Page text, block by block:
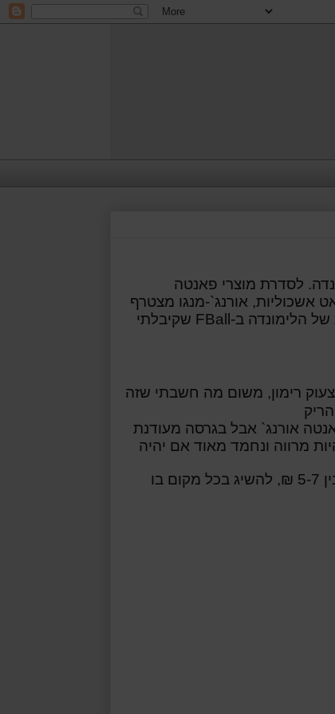
לסדרת מוצרי פאנטה
אשכוליות, אורנג`-מנגו מצטרף
של הלימונדה ב-FBall שקיבלתי
רימון, משום מה חשבתי שזה
אורנג` אבל בגרסה מעודנת
מרווה ונחמד מאוד אם יהיה
ניתן למצוא את פאנטה לימונדה משווק במחיר ממוצע של בין 5-7 ₪, להשיג בכל מקום בו